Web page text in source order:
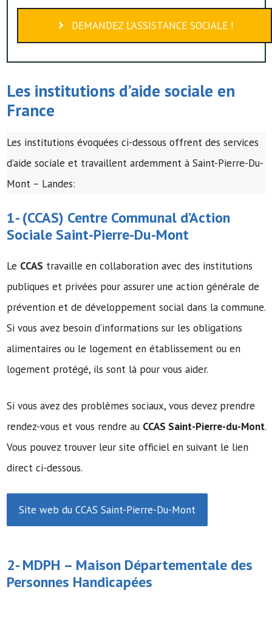
DEMANDEZ L’ASSISTANCE SOCIALE !
Les institutions d’aide sociale en
France
Les institutions évoquées ci-dessous offrent des services
d’aide sociale et travaillent ardemment à Saint-Pierre-Du-
Mont – Landes:
1- (CCAS) Centre Communal d’Action
SocialeSaint-Pierre-Du-Mont
Le CCAS travaille en collaboration avec des institutions
publiques et privées pour assurer une action générale de
prévention et de développement social dans la commune.
Si vous avez besoin d’informations sur les obligations
alimentaires ou le logement en établissement ou en
logement protégé, ils sont là pour vous aider.
Si vous avez des problèmes sociaux, vous devez prendre
rendez-vous et vous rendre au CCAS Saint-Pierre-du-Mont.
Vous pouvez trouver leur site officiel en suivant le lien
direct ci-dessous.
Site web du CCAS Saint-Pierre-Du-Mont
2- MDPH – Maison Départementale des
Personnes Handicapées